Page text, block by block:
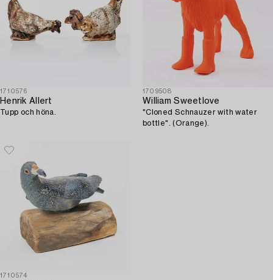
1710576
Henrik Allert
Tupp och höna.
1709508
William Sweetlove
"Cloned Schnauzer with water
bottle". (Orange).
1710574